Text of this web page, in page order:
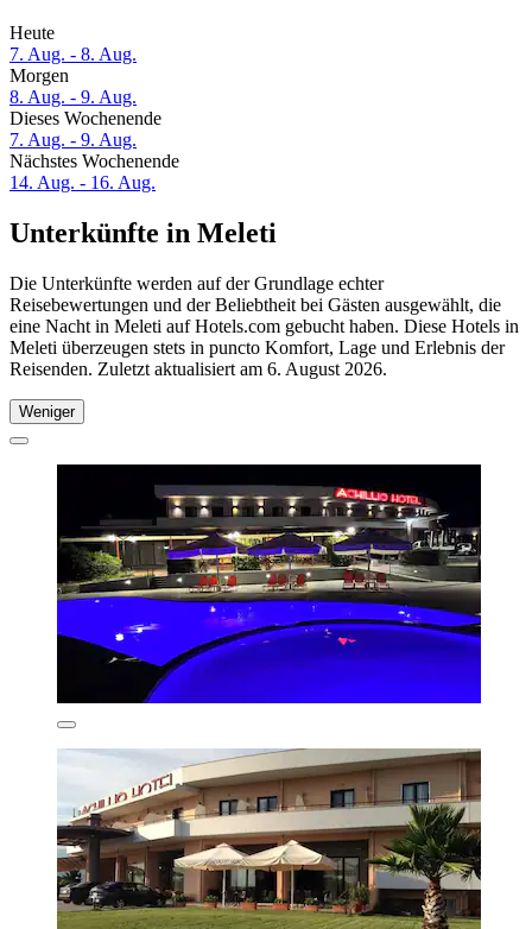
Heute
7. Aug. - 8. Aug.
Morgen
8. Aug. - 9. Aug.
Dieses Wochenende
7. Aug. - 9. Aug.
Nächstes Wochenende
14. Aug. - 16. Aug.
Unterkünfte in Meleti
Die Unterkünfte werden auf der Grundlage echter
Reisebewertungen und der Beliebtheit bei Gästen ausgewählt, die
eine Nacht in Meleti auf Hotels.com gebucht haben. Diese Hotels in
Meleti überzeugen stets in puncto Komfort, Lage und Erlebnis der
Reisenden. Zuletzt aktualisiert am 6. August 2026.
Weniger